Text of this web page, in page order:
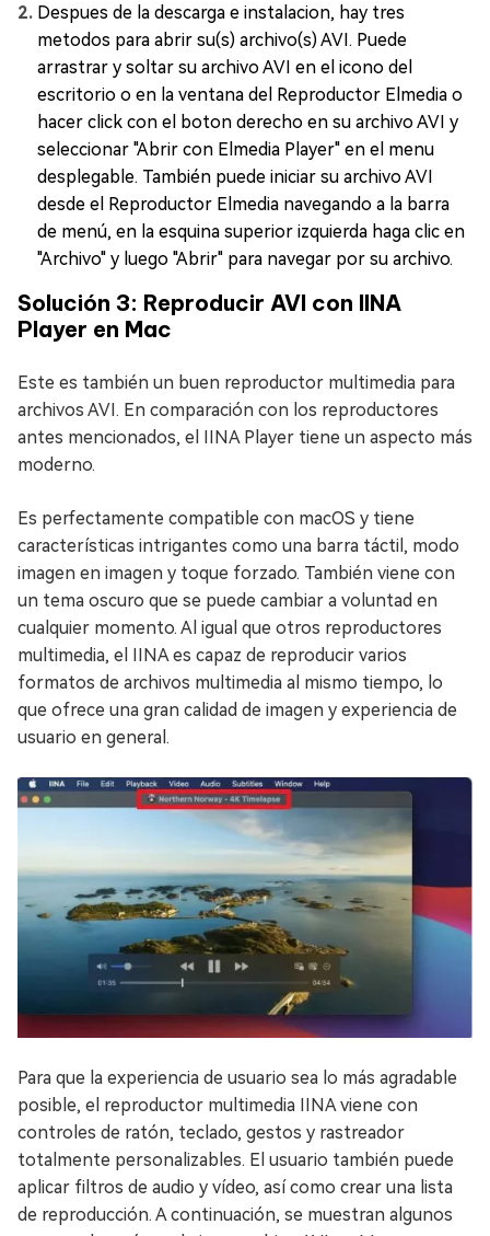
Despues de la descarga e instalacion, hay tres
metodos para abrir su(s) archivo(s) AVI. Puede
arrastrar y soltar su archivo AVI en el icono del
escritorio o en la ventana del Reproductor Elmedia o
hacer click con el boton derecho en su archivo AVI y
seleccionar "Abrir con Elmedia Player" en el menu
desplegable. También puede iniciar su archivo AVI
desde el Reproductor Elmedia navegando a la barra
de menú, en la esquina superior izquierda haga clic en
"Archivo" y luego "Abrir" para navegar por su archivo.
Solución 3: Reproducir AVI con IINA
Player en Mac
Este es también un buen reproductor multimedia para
archivos AVI. En comparación con los reproductores
antes mencionados, el IINA Player tiene un aspecto más
moderno.
Es perfectamente compatible con macOS y tiene
características intrigantes como una barra táctil, modo
imagen en imagen y toque forzado. También viene con
un tema oscuro que se puede cambiar a voluntad en
cualquier momento. Al igual que otros reproductores
multimedia, el IINA es capaz de reproducir varios
formatos de archivos multimedia al mismo tiempo, lo
que ofrece una gran calidad de imagen y experiencia de
usuario en general.
Para que la experiencia de usuario sea lo más agradable
posible, el reproductor multimedia IINA viene con
controles de ratón, teclado, gestos y rastreador
totalmente personalizables. El usuario también puede
aplicar filtros de audio y vídeo, así como crear una lista
de reproducción. A continuación, se muestran algunos